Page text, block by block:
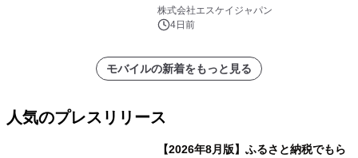
注販売開始
株式会社エスケイジャパン
4日前
モバイルの新着をもっと見る
人気のプレスリリース
【2026年8月版】ふるさと納税でもら